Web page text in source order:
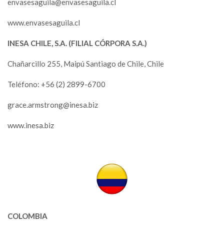
envasesaguila@envasesaguila.cl
www.envasesaguila.cl
INESA CHILE, S.A. (FILIAL CÓRPORA S.A.)
Chañarcillo 255, Maipú Santiago de Chile, Chile
Teléfono: +56 (2) 2899-6700
grace.armstrong@inesa.biz
www.inesa.biz
COLOMBIA